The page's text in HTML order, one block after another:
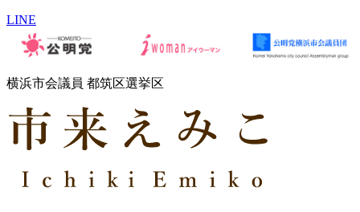
LINE
横浜市会議員 都筑区選挙区